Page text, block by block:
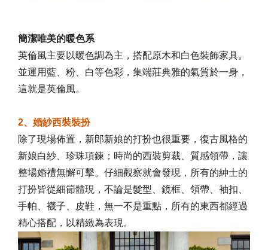
簡潔唯美的暖色系
英倫風主要以暖色調為主，搭配原木和白色裝飾家具。
並運用藍、粉、白等色彩，集端莊典雅的氣質於一身，
這就是英倫風。
2、婚紗西裝裝扮
除了現場佈置，新郎新娘的打扮也很重要，復古風格的
新娘白紗、珍珠項鍊；時尚的西裝剪裁、質感領帶，讓
整場婚禮無懈可擊。仔細觀察就會發現，所有的紳士的
打扮皆從細節體現，不論是髮型、鏡框、領帶、袖扣、
手帕、襪子、皮鞋，無一不是重點，所有的東西都經過
精心搭配，以精緻為表現。